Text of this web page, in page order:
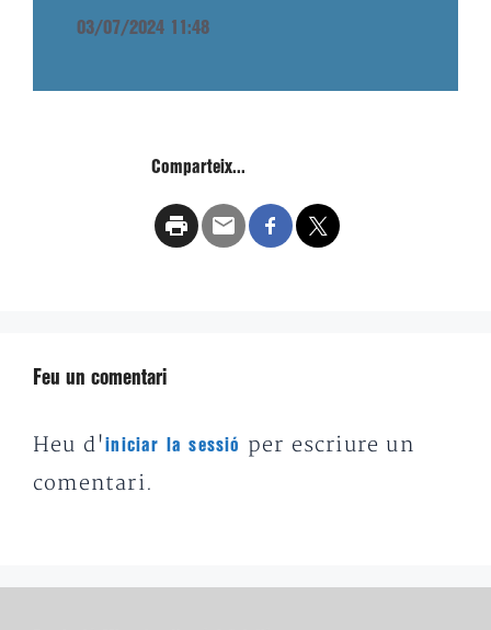
03/07/2024 11:48
Comparteix...
Feu un comentari
Heu d'iniciar la sessió
per escriure un
comentari.